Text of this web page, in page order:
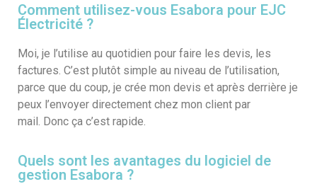
Comment utilisez-vous Esabora pour EJC
Électricité ?
Moi, je l’utilise au quotidien pour faire les devis, les
factures. C’est plutôt simple au niveau de l’utilisation,
parce que du coup, je crée mon devis et après derrière je
peux l’envoyer directement chez mon client par
mail. Donc ça c’est rapide.
Quels sont les avantages du logiciel de
gestion Esabora ?